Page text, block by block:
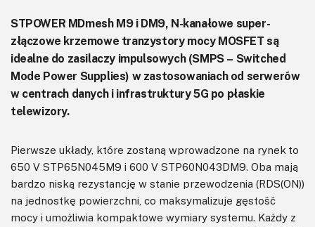
STPOWER MDmesh M9 i DM9, N-kanałowe super-
złączowe krzemowe tranzystory mocy MOSFET są
idealne do zasilaczy impulsowych (SMPS – Switched
Mode Power Supplies) w zastosowaniach od serwerów
w centrach danych i infrastruktury 5G po płaskie
telewizory.
Pierwsze układy, które zostaną wprowadzone na rynek to
650 V STP65N045M9 i 600 V STP60N043DM9. Oba mają
bardzo niską rezystancję w stanie przewodzenia (RDS(ON))
na jednostkę powierzchni, co maksymalizuje gęstość
mocy i umożliwia kompaktowe wymiary systemu. Każdy z